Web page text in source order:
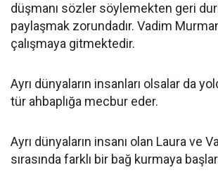
düşmanı sözler söylemekten geri
paylaşmak zorundadır. Vadim
çalışmaya gitmektedir.
Ayrı dünyaların insanları olsalar da
tür ahbaplığa mecbur eder.
Ayrı dünyaların insanı olan Laura ve
sırasında farklı bir bağ kurmaya